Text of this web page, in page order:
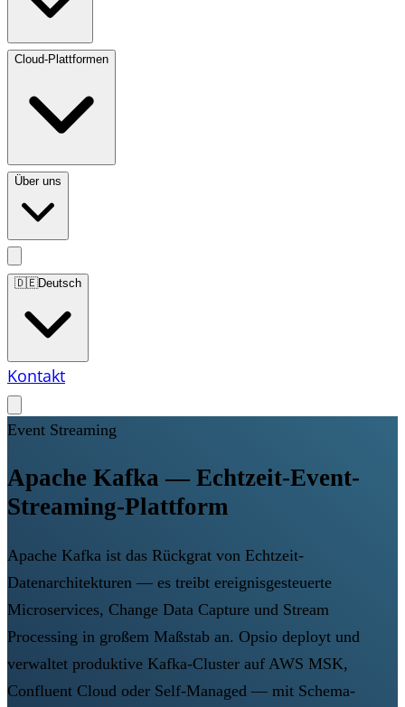
Cloud-Plattformen
Über uns
🇩🇪Deutsch
Kontakt
Event Streaming
Apache Kafka — Echtzeit-Event-
Streaming-Plattform
Apache Kafka ist das Rückgrat von Echtzeit-
Datenarchitekturen — es treibt ereignisgesteuerte
Microservices, Change Data Capture und Stream
Processing in großem Maßstab an. Opsio deployt und
verwaltet produktive Kafka-Cluster auf AWS MSK,
Confluent Cloud oder Self-Managed — mit Schema-